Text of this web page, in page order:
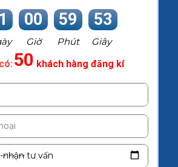
00 59 53
Giờ Phút Giây
nhận tư vấn
50 khách hàng đăng kí